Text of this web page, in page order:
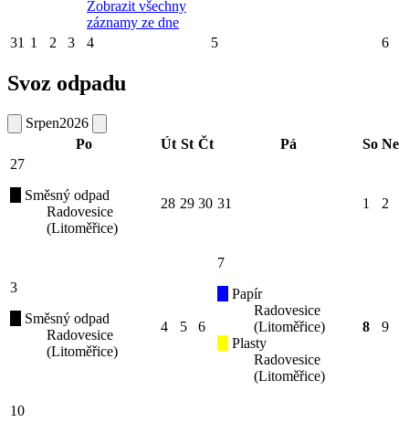
Zobrazit všechny
záznamy ze dne
31 1 2 3 4 5 6
Svoz odpadu
Srpen2026
Po
Út St Čt Pá So Ne
27
Směsný odpad
Radovesice
(Litoměřice)
28 29 30 31 1 2
3
Směsný odpad
Radovesice
(Litoměřice)
4 5 6
7
Papír
Radovesice
(Litoměřice)
Plasty
Radovesice
(Litoměřice)
8 9
10